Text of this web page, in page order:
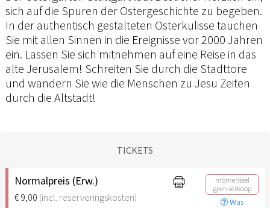
sich auf die Spuren der Ostergeschichte zu begeben.
In der authentisch gestalteten Osterkulisse tauchen
Sie mit allen Sinnen in die Ereignisse vor 2000 Jahren
ein. Lassen Sie sich mitnehmen auf eine Reise in das
alte Jerusalem! Schreiten Sie durch die Stadttore
und wandern Sie wie die Menschen zu Jesu Zeiten
durch die Altstadt!
TICKETS
Normalpreis (Erw.)
€ 9,00 (incl. reserveringskosten)
momenteel
geen verkoop
Was